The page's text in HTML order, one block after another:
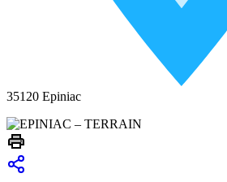
35120 Epiniac